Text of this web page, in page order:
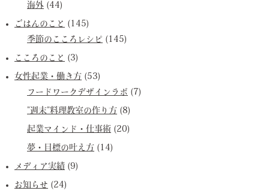
海外 (44)
ごはんのこと (145)
季節のこころレシピ (145)
こころのこと (3)
女性起業・働き方 (53)
フードワークデザインラボ (7)
”週末”料理教室の作り方 (8)
起業マインド・仕事術 (20)
夢・目標の叶え方 (14)
メディア実績 (9)
お知らせ (24)